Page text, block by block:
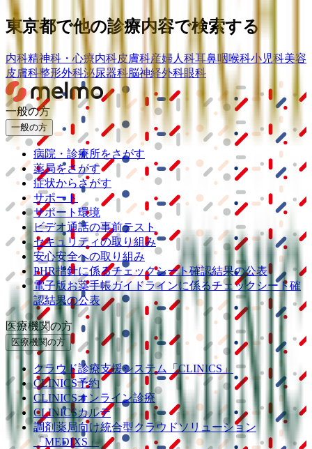
東京都で他の診療内容で検索する
内科精神科・心療内科皮膚科産婦人科耳鼻咽喉科小児科美容
皮膚科整形外科泌尿器科脳神経外科眼科
一般の方
一般の方
病院・診療所をさがす
薬局をさがす
症状からさがす
サポート
サポート環境
ビデオ通話の事前テスト
セキュリティの取り組み
安心安全への取り組み
PHR指針に係るチェックシート確認結果の公表
電子版お薬手帳ガイドラインに係るチェックシート確
認結果の公表
医療機関の方
医療機関の方
クラウド診療支援システム
「CLINICS」
CLINICS予約
CLINICSオンライン診療
CLINICSカルテ
調剤薬局向け統合型クラウドソリューション
「MEDIXS」